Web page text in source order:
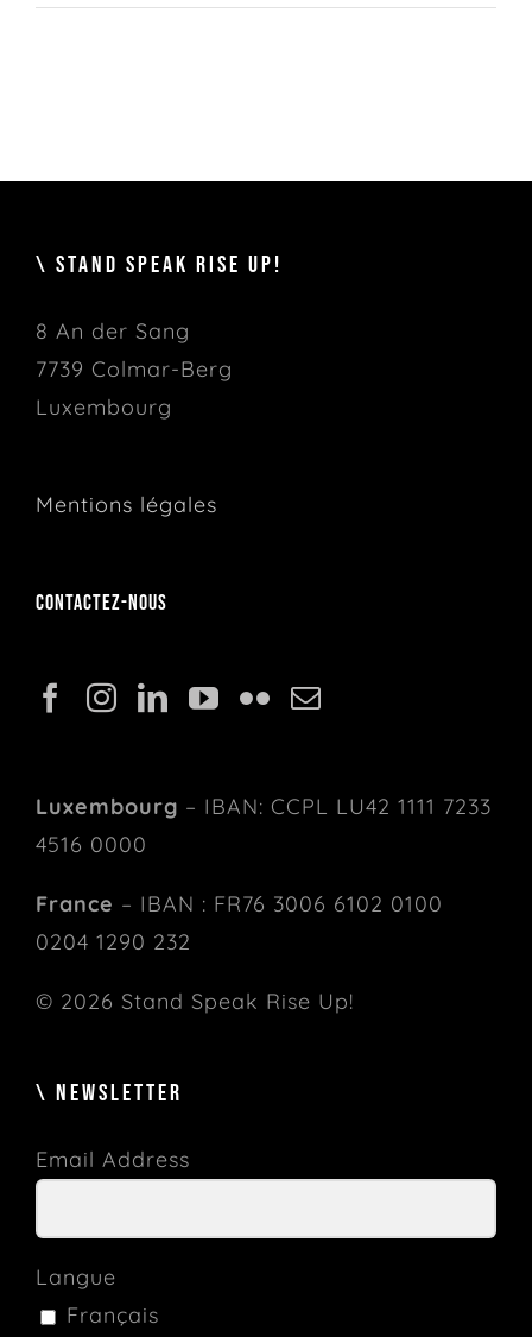
\ STAND SPEAK RISE UP!
8 An der Sang
7739 Colmar-Berg
Luxembourg
Mentions légales
Contactez-nous
Luxembourg – IBAN: CCPL LU42 1111 7233
4516 0000
France – IBAN : FR76 3006 6102 0100
0204 1290 232
© 2026 Stand Speak Rise Up!
\ NEWSLETTER
Email Address
Langue
Français